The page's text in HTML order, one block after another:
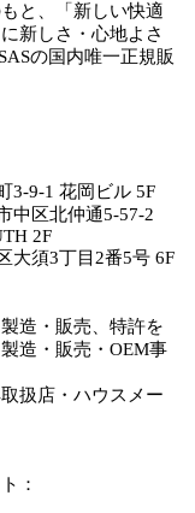
と、「新しい快適
新しさ・心地よさ
の国内唯一正規販
3-9-1 花岡ビル 5F
中区北仲通5-57-2
2F
大須3丁目2番5号 6F
造・販売、特許を
造・販売・OEM事
扱店・ハウスメー
：